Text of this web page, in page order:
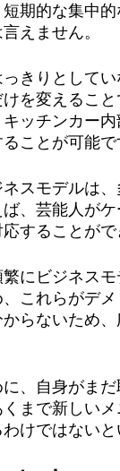
期的な集中
えません。
きりとして
を変えるこ
ッチンカー
ことが可能で
ネスモデルは
、芸能人が
することがで
にビジネス
これらがデ
らないため
、自身がま
まで新しい
けではないと